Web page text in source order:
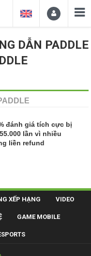
DẪN PADDLE
đánh giá tích cực bị
lần vì nhiều
liền refund
XẾP HẠNG VIDEO
GAME MOBILE